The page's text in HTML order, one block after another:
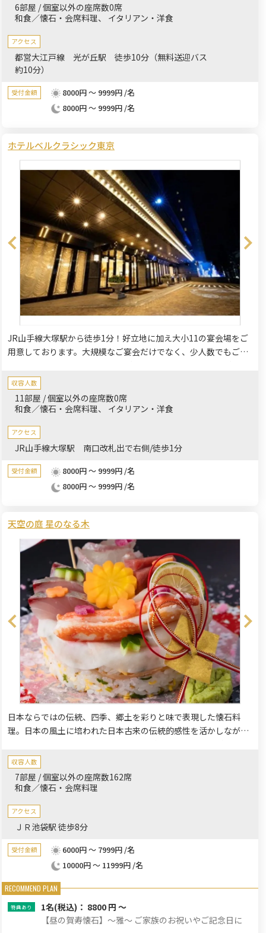
6部屋 / 個室以外の座席数0席
和食／懐石・会席料理
イタリアン・洋食
アクセス
都営大江戸線 光が丘駅 徒歩10分（無料送迎バス
約10分）
受付金額
8000円 ～ 9999円 /名
8000円 ～ 9999円 /名
ホテルベルクラシック東京
JR山手線大塚駅から徒歩1分！好立地に加え大小11の宴会場をご
用意しております。大規模なご宴会だけでなく、少人数でもご利
族・ご親族様の集いでもお寛ぎいただけます。ホテルならではの
贅沢な空間、最高級のおもてなし、上質なサービスを是非一度ご
体験してみてください。
収容人数
11部屋 / 個室以外の座席数0席
和食／懐石・会席料理
イタリアン・洋食
アクセス
JR山手線大塚駅 南口改札出で右側/徒歩1分
受付金額
8000円 ～ 9999円 /名
8000円 ～ 9999円 /名
天空の庭 星のなる木
日本ならではの伝統、四季、郷土を彩りと味で表現した懐石料
理。日本の風土に培われた日本古来の伝統的感性を活かしなが
す。すべての個室から高層階の眺望が楽しめ、東京を一望できま
す。時に雲よりも高い位置から望む景色は必見。ソーシャルディ
スタンスを守った広めの個室で安全・安心の食空間をご提供いた
収容人数
7部屋 / 個室以外の座席数162席
和食／懐石・会席料理
アクセス
ＪＲ池袋駅 徒歩8分
受付金額
6000円 ～ 7999円 /名
10000円 ～ 11999円 /名
1名(税込)： 8800 円 ～
【昼の賀寿懐石】～雅～ ご家族のお祝いやご記念日に